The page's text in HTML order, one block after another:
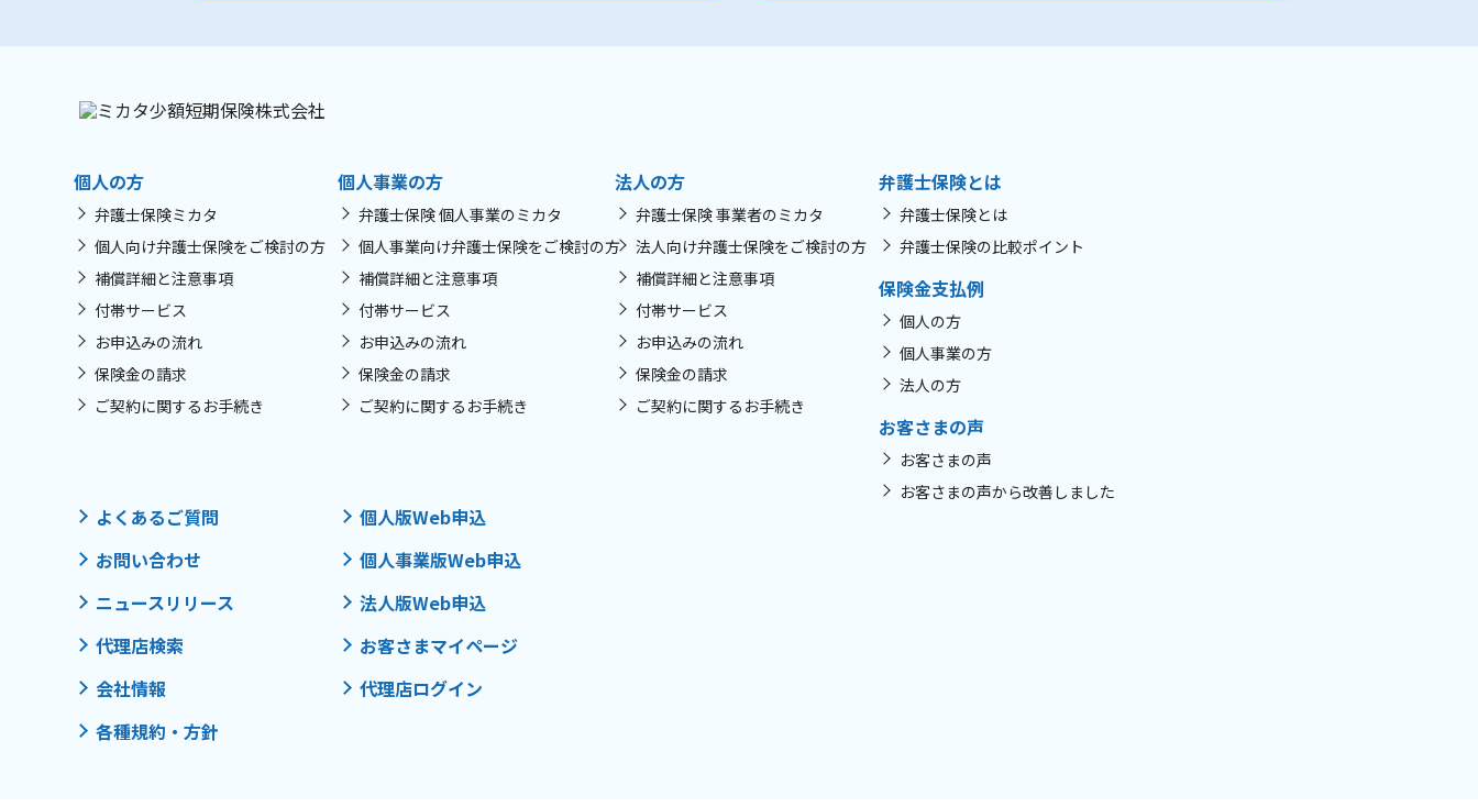
個人の方
弁護士保険ミカタ
個人向け弁護士保険をご検討の方
補償詳細と注意事項
付帯サービス
お申込みの流れ
保険金の請求
ご契約に関するお手続き
個人事業の方
弁護士保険 個人事業のミカタ
個人事業向け弁護士保険をご検討の方
補償詳細と注意事項
付帯サービス
お申込みの流れ
保険金の請求
ご契約に関するお手続き
法人の方
弁護士保険 事業者のミカタ
法人向け弁護士保険をご検討の方
補償詳細と注意事項
付帯サービス
お申込みの流れ
保険金の請求
ご契約に関するお手続き
弁護士保険とは
弁護士保険とは
弁護士保険の比較ポイント
保険金支払例
個人の方
個人事業の方
法人の方
お客さまの声
お客さまの声
お客さまの声から改善しました
よくあるご質問
お問い合わせ
ニュースリリース
代理店検索
会社情報
各種規約・方針
個人版Web申込
個人事業版Web申込
法人版Web申込
お客さまマイページ
代理店ログイン